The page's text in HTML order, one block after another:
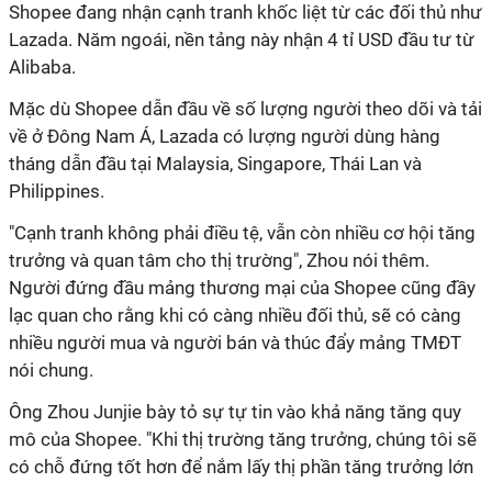
Shopee đang nhận cạnh tranh khốc liệt từ các đối thủ như
Lazada. Năm ngoái, nền tảng này nhận 4 tỉ USD đầu tư từ
Alibaba.
Mặc dù Shopee dẫn đầu về số lượng người theo dõi và tải
về ở Đông Nam Á, Lazada có lượng người dùng hàng
tháng dẫn đầu tại Malaysia, Singapore, Thái Lan và
Philippines.
"Cạnh tranh không phải điều tệ, vẫn còn nhiều cơ hội tăng
trưởng và quan tâm cho thị trường", Zhou nói thêm.
Người đứng đầu mảng thương mại của Shopee cũng đầy
lạc quan cho rằng khi có càng nhiều đối thủ, sẽ có càng
nhiều người mua và người bán và thúc đẩy mảng TMĐT
nói chung.
Ông Zhou Junjie bày tỏ sự tự tin vào khả năng tăng quy
mô của Shopee. "Khi thị trường tăng trưởng, chúng tôi sẽ
có chỗ đứng tốt hơn để nắm lấy thị phần tăng trưởng lớn